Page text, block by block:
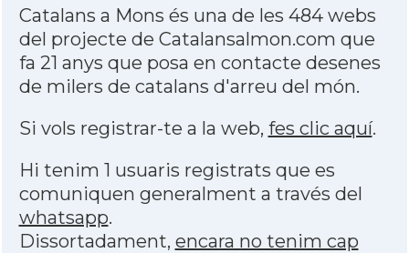
Catalans a Mons és una de les 484 webs
del projecte de Catalansalmon.com que
fa 21 anys que posa en contacte desenes
de milers de catalans d'arreu del món.
Si vols registrar-te a la web, fes clic aquí.
Hi tenim 1 usuaris registrats que es
comuniquen generalment a través del
whatsapp.
Dissortadament, encara no tenim cap